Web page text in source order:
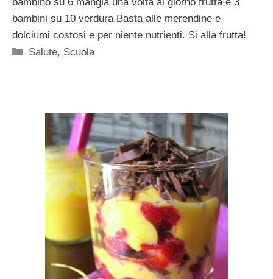
bambini su 10 verdura.Basta alle merendine e
dolciumi costosi e per niente nutrienti. Si alla frutta!
Categorie
Salute, Scuola